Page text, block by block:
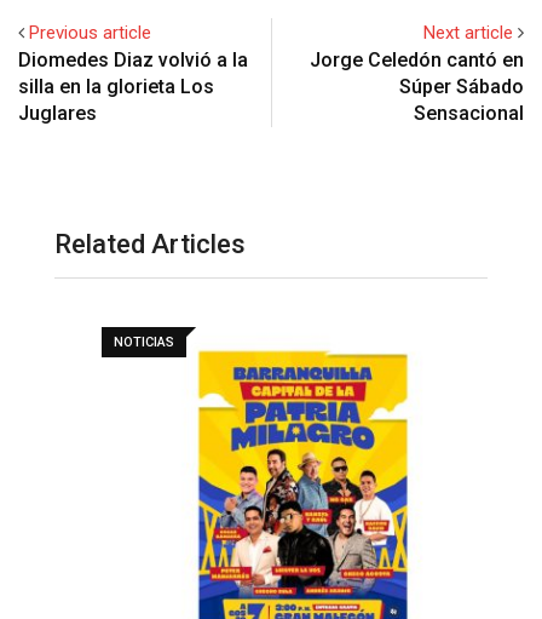
Previous article
Diomedes Diaz volvió a la
silla en la glorieta Los
Juglares
Next article
Jorge Celedón cantó en
Súper Sábado
Sensacional
Related Articles
NOTICIAS